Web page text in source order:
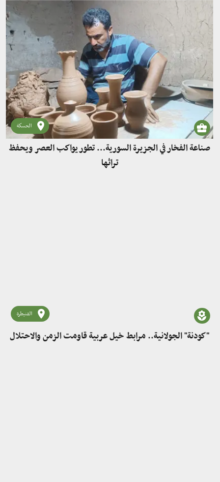
الحسكة
صناعة الفخار في الجزيرة السورية... تطور يواكب العصر ويحفظ
تراثها
القنيطرة
"كودنة" الجولانية.. مرابط خيل عربية قاومت الزمن والاحتلال